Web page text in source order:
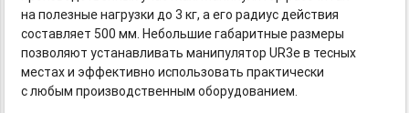
на полезные нагрузки до 3 кг, а его радиус действия
составляет 500 мм. Небольшие габаритные размеры
позволяют устанавливать манипулятор UR3e в тесных
местах и эффективно использовать практически
с любым производственным оборудованием.